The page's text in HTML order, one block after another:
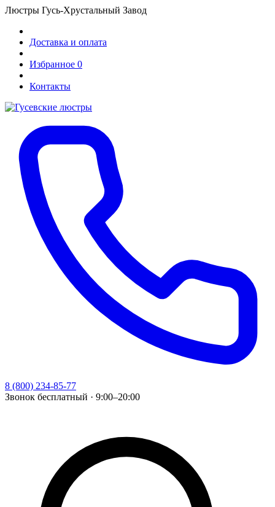
Люстры Гусь-Хрустальный Завод
Доставка и оплата
Избранное 0
Контакты
8 (800) 234-85-77
Звонок бесплатный · 9:00–20:00